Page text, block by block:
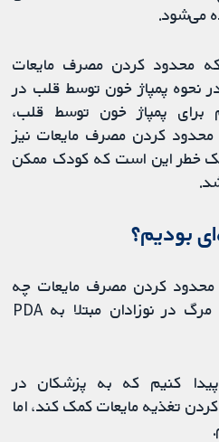
که محدود کردن مصرف مایعات
نحوه پمپاژ خون توسط قلب در
پمپاژ خون توسط قلب،
محدود کردن مصرف مایعات نیز
خطر این است که کودک ممکن
بودیم؟
محدود کردن مصرف مایعات چه
کمکی به کاهش بیماری یا مرگ در نوزادان مبتلا به PDA
کنیم که به پزشکان در
تغذیه مایعات کمک کند، اما